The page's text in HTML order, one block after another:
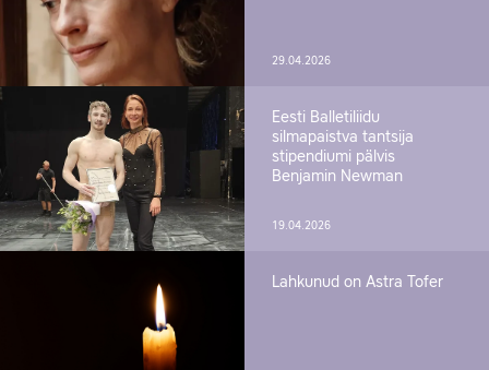
29.04.2026
Eesti Balletiliidu
silmapaistva tantsija
stipendiumi pälvis
Benjamin Newman
19.04.2026
Lahkunud on Astra Tofer